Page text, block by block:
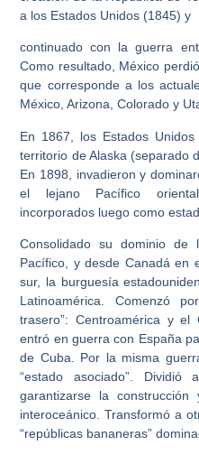
a los Estados Unidos (1845) y
continuado con la guerra
Como resultado, México
que corresponde a los
México, Arizona, Colorado y
En 1867, los Estados
territorio de Alaska (separado
En 1898, invadieron y
el lejano Pacífico
incorporados luego como
Consolidado su dominio
Pacífico, y desde Canadá en
sur, la burguesía
Latinoamérica. Comenzó
trasero”: Centroamérica y el
entró en guerra con España
de Cuba. Por la misma
“estado asociado”.
garantizarse la
interoceánico. Transformó a
“repúblicas bananeras”